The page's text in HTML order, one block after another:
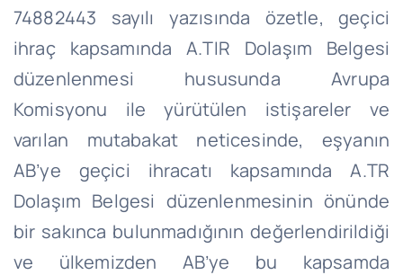
74882443 sayılı yazısında özetle, geçici
ihraç kapsamında A.TIR Dolaşım Belgesi
düzenlenmesi hususunda Avrupa
Komisyonu ile yürütülen istişareler ve
varılan mutabakat neticesinde, eşyanın
AB’ye geçici ihracatı kapsamında A.TR
Dolaşım Belgesi düzenlenmesinin önünde
bir sakınca bulunmadığının değerlendirildiği
ve ülkemizden AB’ye bu kapsamda